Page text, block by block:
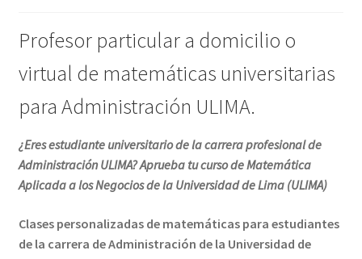
Profesor particular a domicilio o
virtual de matemáticas universitarias
para Administración ULIMA.
¿Eres estudiante universitario de la carrera profesional de
Administración ULIMA? Aprueba tu curso de Matemática
Aplicada a los Negocios de la Universidad de Lima (ULIMA)
Clases personalizadas de matemáticas para estudiantes
de la carrera de Administración de la Universidad de